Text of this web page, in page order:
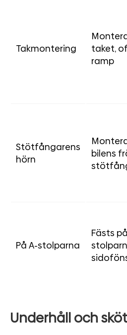
Takmontering
taket,
ramp
Stötfångarens
hörn
bilens
På A-stolparna
Fästs
Underhåll och